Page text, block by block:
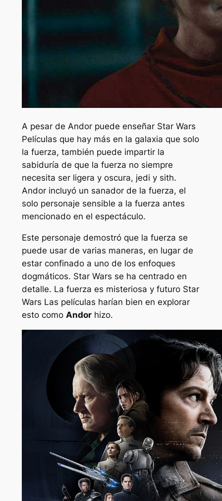
A pesar de Andorpuede enseñar Star Wars
Películas que hay más en la galaxia que solo
la fuerza, también puede impartir la
sabiduría de que la fuerza no siempre
necesita ser ligera y oscura, jedi y sith.
Andorincluyó un sanador de la fuerza, el
solo personaje sensible a la fuerza antes
mencionado en el espectáculo.
Este personaje demostró que la fuerza se
puede usar de varias maneras, en lugar de
estar confinado a uno de los enfoques
dogmáticos. Star Wars se ha centrado en
detalle. La fuerza es misteriosa y futuro Star
Wars Las películas harían bien en explorar
esto como Andorhizo.